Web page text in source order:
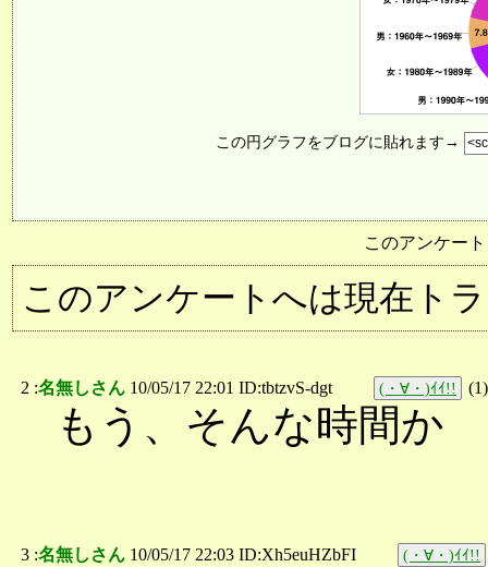
この円グラフをブログに貼れます→
このアンケー
このアンケートへは現在ト
2 :名無しさん 10/05/17 22:01 ID:tbtzvS-dgt (・∀・)ｲｲ!! (1)
もう、そんな時間か
3 :名無しさん 10/05/17 22:03 ID:Xh5euHZbFI (・∀・)ｲｲ!!